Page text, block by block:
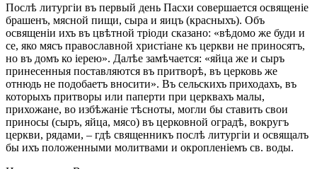
Послѣ литургіи въ первый день Пасхи совершается освященіе
брашенъ, мясной пищи, сыра и яицъ (красныхъ). Объ
освященіи ихъ въ цвѣтной тріоди сказано: «вѣдомо же буди и
се, яко мясъ православной христіане къ церкви не приносятъ,
но въ домъ ко іерею». Далѣе замѣчается: «яйца же и сыръ
принесенныя поставляются въ притворѣ, въ церковь же
отнюдь не подобаетъ вносити». Въ сельскихъ приходахъ, въ
которыхъ притворы или паперти при церквахъ малы,
прихожане, во избѣжаніе тѣсноты, могли бы ставить свои
приносы (сыръ, яйца, мясо) въ церковной оградѣ, вокругъ
церкви, рядами, – гдѣ священникъ послѣ литургіи и освящалъ
бы ихъ положенными молитвами и окропленіемъ св. воды.